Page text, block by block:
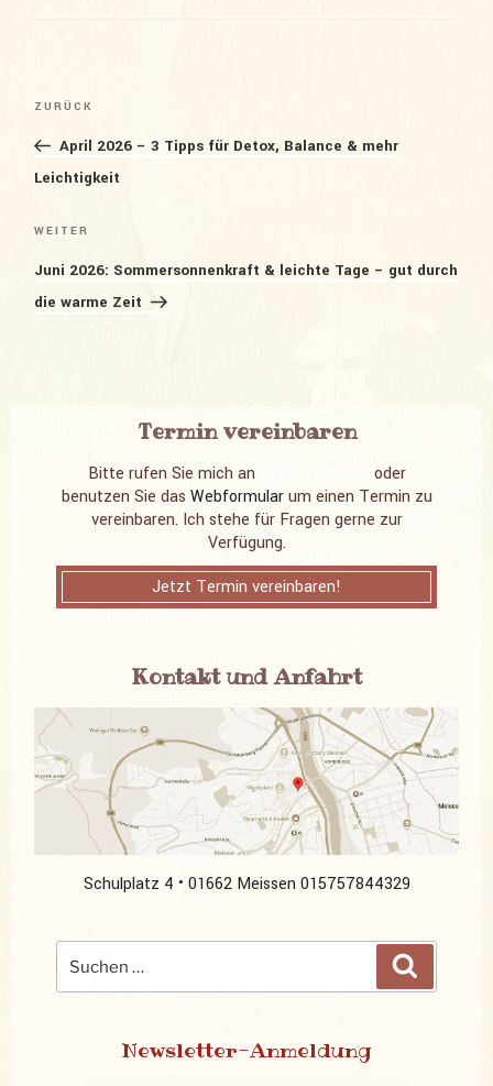
Vorheriger
Beitrag
ZURÜCK
April 2026 – 3 Tipps für Detox, Balance & mehr
Leichtigkeit
Nächster
Beitrag
WEITER
Juni 2026: Sommersonnenkraft & leichte Tage – gut durch
die warme Zeit
Termin vereinbaren
Bitte rufen Sie mich an
oder
benutzen Sie das Webformularum einen Termin zu
vereinbaren. Ich stehe für Fragen gerne zur
Verfügung.
Jetzt Termin vereinbaren!
Kontakt und Anfahrt
Schulplatz 4 • 01662 Meissen 015757844329
Newsletter-Anmeldung